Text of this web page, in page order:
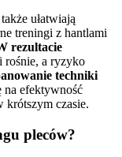
ułatwiają
treningi z hantlami
rezultacie
rośnie, a ryzyko
techniki
na efektywność
krótszym czasie.
pleców?